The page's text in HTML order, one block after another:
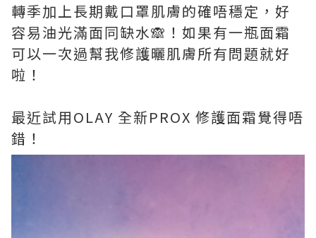
轉季加上長期戴口罩肌膚的確唔穩定，好
容易油光滿面同缺水🙈！如果有一瓶面霜
可以一次過幫我修護曬肌膚所有問題就好
啦！
最近試用OLAY 全新PROX 修護面霜覺得唔
錯！